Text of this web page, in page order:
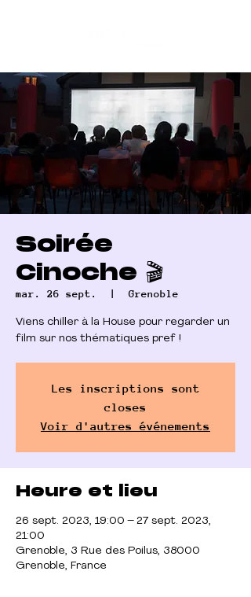
Soirée
Cinoche 🎬
mar. 26 sept.
  |
Grenoble
Viens chiller à la House pour regarder un
film sur nos thématiques pref !
Les inscriptions sont
closes
Voir d'autres événements
Heure et lieu
26 sept. 2023, 19:00 – 27 sept. 2023,
21:00
Grenoble, 3 Rue des Poilus, 38000
Grenoble, France